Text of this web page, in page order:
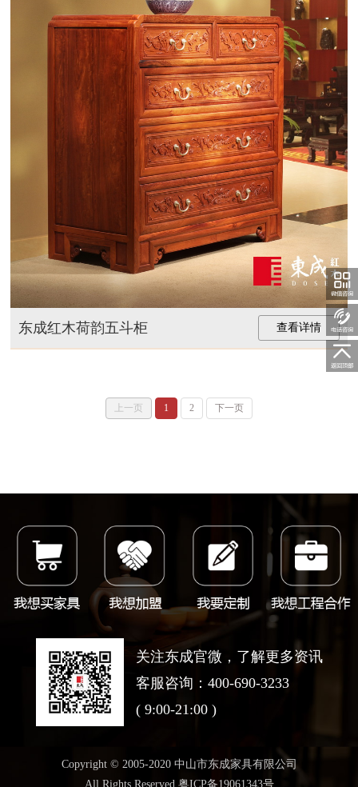
东成红木荷韵五斗柜 查看详情
上一页 1 2 下一页
关注东成官微，了解更多资讯
客服咨询：400-690-3233
( 9:00-21:00 )
Copyright © 2005-2020 中山市东成家具有限公司
All Rights Reserved 粤ICP备19061343号
关注东
随时